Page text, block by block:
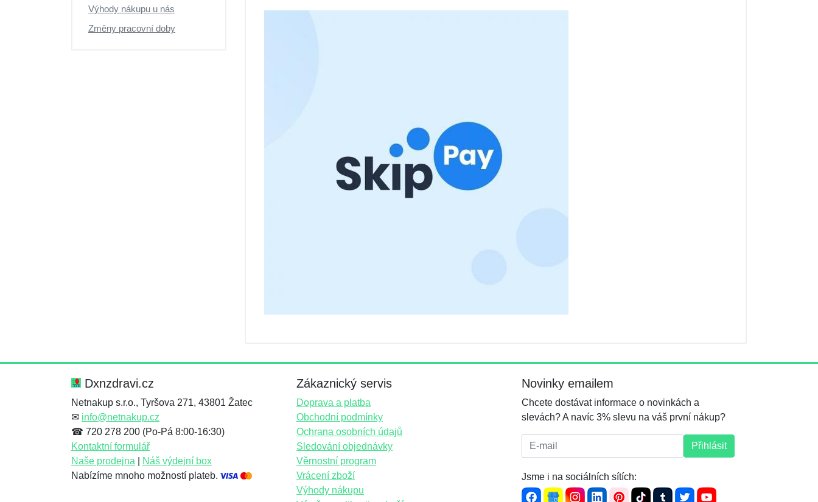
Výhody nákupu u nás
Změny pracovní doby
Dxnzdravi.cz
Netnakup s.r.o., Tyršova 271, 43801 Žatec
✉ info@netnakup.cz
☎ 720 278 200 (Po-Pá 8:00-16:30)
Kontaktní formulář
Naše prodejna
Náš výdejní box
Nabízíme mnoho možností plateb.
Zákaznický servis
Doprava a platba
Obchodní podmínky
Ochrana osobních údajů
Sledování objednávky
Věrnostní program
Vrácení zboží
Výhody nákupu
Novinky emailem
Chcete dostávat informace o novinkách a
slevách? A navíc 3% slevu na váš první nákup?
E-mail: Přihlásit
Jsme i na sociálních sítích: